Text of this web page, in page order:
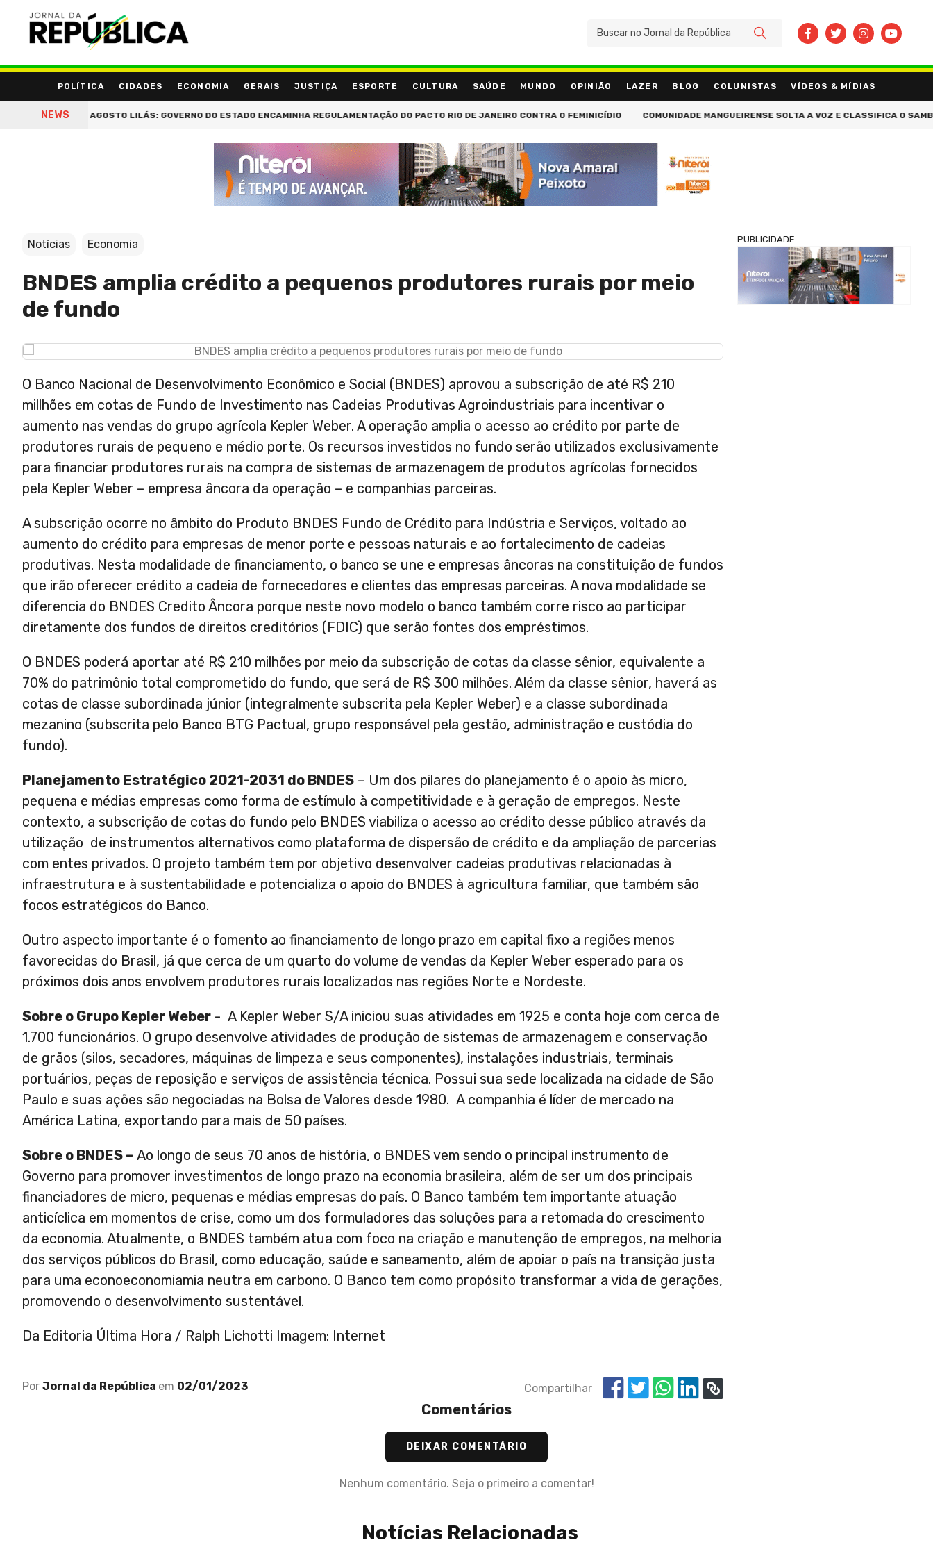
POLÍTICA CIDADES ECONOMIA GERAIS JUSTIÇA ESPORTE CULTURA SAÚDE MUNDO OPINIÃO LAZER BLOG COLUNISTAS VÍDEOS & MÍDIAS
NEWSAGOSTO LILÁS: GOVERNO DO ESTADO ENCAMINHA REGULAMENTAÇÃO DO PACTO RIO DE JANEIRO CONTRA O FEMINICÍDIO COMUNIDADE MANGUEIRENSE SOLTA A VOZ E CLASSIFICA O SAMBA 3
BUSCAR
Notícias Economia
BNDES amplia crédito a pequenos produtores rurais por meio
de fundo
O Banco Nacional de Desenvolvimento Econômico e Social (BNDES) aprovou a subscrição de até R$ 210
millhões em cotas de Fundo de Investimento nas Cadeias Produtivas Agroindustriais para incentivar o
aumento nas vendas do grupo agrícola Kepler Weber. A operação amplia o acesso ao crédito por parte de
produtores rurais de pequeno e médio porte. Os recursos investidos no fundo serão utilizados exclusivamente
para financiar produtores rurais na compra de sistemas de armazenagem de produtos agrícolas fornecidos
pela Kepler Weber – empresa âncora da operação – e companhias parceiras.
A subscrição ocorre no âmbito do Produto BNDES Fundo de Crédito para Indústria e Serviços, voltado ao
aumento do crédito para empresas de menor porte e pessoas naturais e ao fortalecimento de cadeias
produtivas. Nesta modalidade de financiamento, o banco se une e empresas âncoras na constituição de fundos
que irão oferecer crédito a cadeia de fornecedores e clientes das empresas parceiras. A nova modalidade se
diferencia do BNDES Credito Âncora porque neste novo modelo o banco também corre risco ao participar
diretamente dos fundos de direitos creditórios (FDIC) que serão fontes dos empréstimos.
O BNDES poderá aportar até R$ 210 milhões por meio da subscrição de cotas da classe sênior, equivalente a
70% do patrimônio total comprometido do fundo, que será de R$ 300 milhões. Além da classe sênior, haverá as
cotas de classe subordinada júnior (integralmente subscrita pela Kepler Weber) e a classe subordinada
mezanino (subscrita pelo Banco BTG Pactual, grupo responsável pela gestão, administração e custódia do
fundo).
Planejamento Estratégico 2021-2031 do BNDES – Um dos pilares do planejamento é o apoio às micro,
pequena e médias empresas como forma de estímulo à competitividade e à geração de empregos. Neste
contexto, a subscrição de cotas do fundo pelo BNDES viabiliza o acesso ao crédito desse público através da
utilização de instrumentos alternativos como plataforma de dispersão de crédito e da ampliação de parcerias
com entes privados. O projeto também tem por objetivo desenvolver cadeias produtivas relacionadas à
infraestrutura e à sustentabilidade e potencializa o apoio do BNDES à agricultura familiar, que também são
focos estratégicos do Banco.
Outro aspecto importante é o fomento ao financiamento de longo prazo em capital fixo a regiões menos
favorecidas do Brasil, já que cerca de um quarto do volume de vendas da Kepler Weber esperado para os
próximos dois anos envolvem produtores rurais localizados nas regiões Norte e Nordeste.
Sobre o Grupo Kepler Weber - A Kepler Weber S/A iniciou suas atividades em 1925 e conta hoje com cerca de
1.700 funcionários. O grupo desenvolve atividades de produção de sistemas de armazenagem e conservação
de grãos (silos, secadores, máquinas de limpeza e seus componentes), instalações industriais, terminais
portuários, peças de reposição e serviços de assistência técnica. Possui sua sede localizada na cidade de São
Paulo e suas ações são negociadas na Bolsa de Valores desde 1980. A companhia é líder de mercado na
América Latina, exportando para mais de 50 países.
Sobre o BNDES – Ao longo de seus 70 anos de história, o BNDES vem sendo o principal instrumento de
Governo para promover investimentos de longo prazo na economia brasileira, além de ser um dos principais
financiadores de micro, pequenas e médias empresas do país. O Banco também tem importante atuação
anticíclica em momentos de crise, como um dos formuladores das soluções para a retomada do crescimento
da economia. Atualmente, o BNDES também atua com foco na criação e manutenção de empregos, na melhoria
dos serviços públicos do Brasil, como educação, saúde e saneamento, além de apoiar o país na transição justa
para uma econoeconomiamia neutra em carbono. O Banco tem como propósito transformar a vida de gerações,
promovendo o desenvolvimento sustentável.
Da Editoria Última Hora / Ralph Lichotti Imagem: Internet
Por Jornal da República em 02/01/2023 Compartilhar
PUBLICIDADE
Comentários
DEIXAR COMENTÁRIO
Nenhum comentário. Seja o primeiro a comentar!
Notícias Relacionadas